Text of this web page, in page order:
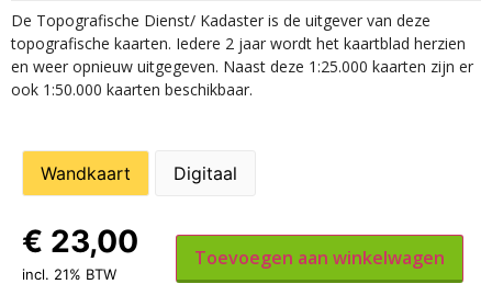
De Topografische Dienst/ Kadaster is de uitgever van deze
topografische kaarten. Iedere 2 jaar wordt het kaartblad herzien
en weer opnieuw uitgegeven. Naast deze 1:25.000 kaarten zijn er
ook 1:50.000 kaarten beschikbaar.
Wandkaart Digitaal
€ 23,00
incl. 21% BTW
Toevoegen aan winkelwagen